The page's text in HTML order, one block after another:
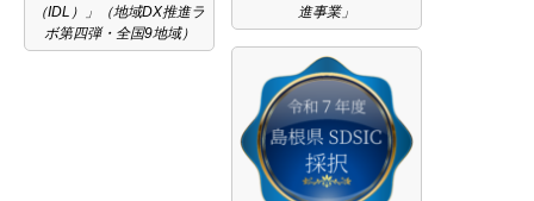
（IDL）」（地域DX推進ラ
ボ第四弾・全国9地域）
進事業」